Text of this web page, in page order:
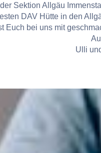
Sektion Allgäu
DAV Hütte in den
Euch bei uns mit
Ulli